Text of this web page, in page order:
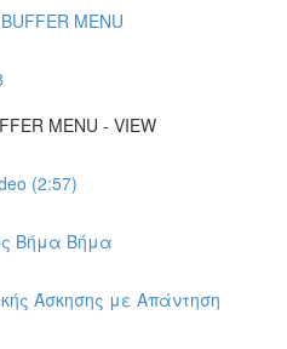
MENU
MENU - VIEW
(2:57)
Βήμα Βήμα
Άσκησης με Απάντηση